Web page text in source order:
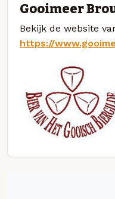
Gooimeer
Bekijk de website
https://